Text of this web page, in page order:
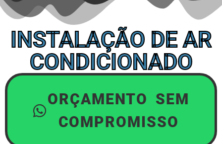
INSTALAÇÃO DE AR
CONDICIONADO
ORÇAMENTO SEM
COMPROMISSO